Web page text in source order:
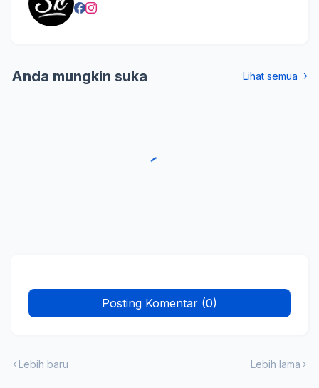
Anda mungkin suka Lihat semua
Posting Komentar (0)
Lebih baru Lebih lama